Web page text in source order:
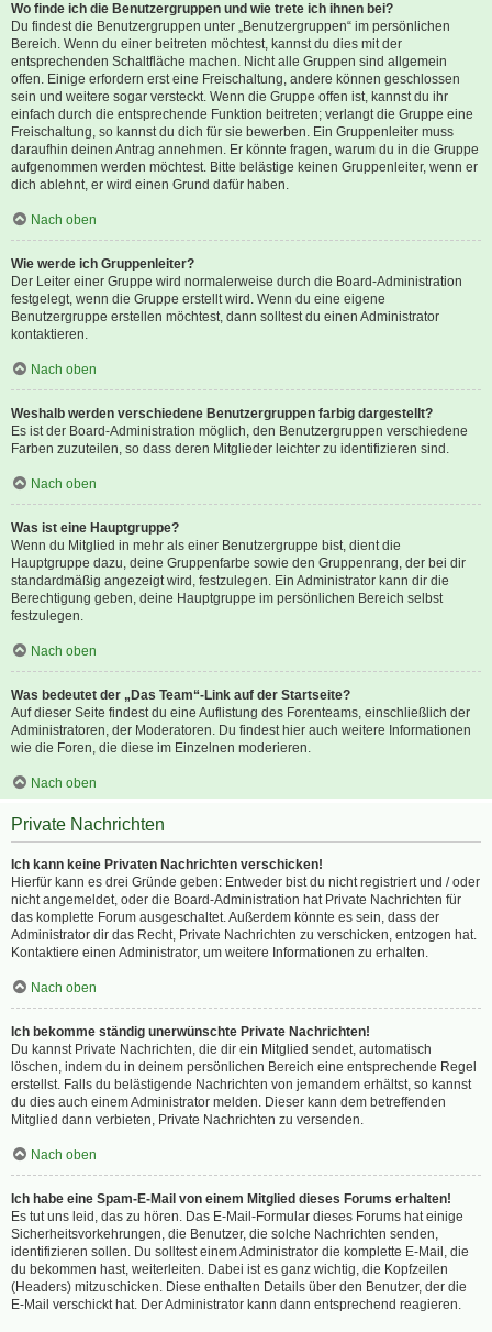
Wo finde ich die Benutzergruppen und wie trete ich ihnen bei?
Du findest die Benutzergruppen unter „Benutzergruppen“ im persönlichen
Bereich. Wenn du einer beitreten möchtest, kannst du dies mit der
entsprechenden Schaltfläche machen. Nicht alle Gruppen sind allgemein
offen. Einige erfordern erst eine Freischaltung, andere können geschlossen
sein und weitere sogar versteckt. Wenn die Gruppe offen ist, kannst du ihr
einfach durch die entsprechende Funktion beitreten; verlangt die Gruppe eine
Freischaltung, so kannst du dich für sie bewerben. Ein Gruppenleiter muss
daraufhin deinen Antrag annehmen. Er könnte fragen, warum du in die Gruppe
aufgenommen werden möchtest. Bitte belästige keinen Gruppenleiter, wenn er
dich ablehnt, er wird einen Grund dafür haben.
Nach oben
Wie werde ich Gruppenleiter?
Der Leiter einer Gruppe wird normalerweise durch die Board-Administration
festgelegt, wenn die Gruppe erstellt wird. Wenn du eine eigene
Benutzergruppe erstellen möchtest, dann solltest du einen Administrator
kontaktieren.
Nach oben
Weshalb werden verschiedene Benutzergruppen farbig dargestellt?
Es ist der Board-Administration möglich, den Benutzergruppen verschiedene
Farben zuzuteilen, so dass deren Mitglieder leichter zu identifizieren sind.
Nach oben
Was ist eine Hauptgruppe?
Wenn du Mitglied in mehr als einer Benutzergruppe bist, dient die
Hauptgruppe dazu, deine Gruppenfarbe sowie den Gruppenrang, der bei dir
standardmäßig angezeigt wird, festzulegen. Ein Administrator kann dir die
Berechtigung geben, deine Hauptgruppe im persönlichen Bereich selbst
festzulegen.
Nach oben
Was bedeutet der „Das Team“-Link auf der Startseite?
Auf dieser Seite findest du eine Auflistung des Forenteams, einschließlich der
Administratoren, der Moderatoren. Du findest hier auch weitere Informationen
wie die Foren, die diese im Einzelnen moderieren.
Nach oben
Private Nachrichten
Ich kann keine Privaten Nachrichten verschicken!
Hierfür kann es drei Gründe geben: Entweder bist du nicht registriert und / oder
nicht angemeldet, oder die Board-Administration hat Private Nachrichten für
das komplette Forum ausgeschaltet. Außerdem könnte es sein, dass der
Administrator dir das Recht, Private Nachrichten zu verschicken, entzogen hat.
Kontaktiere einen Administrator, um weitere Informationen zu erhalten.
Nach oben
Ich bekomme ständig unerwünschte Private Nachrichten!
Du kannst Private Nachrichten, die dir ein Mitglied sendet, automatisch
löschen, indem du in deinem persönlichen Bereich eine entsprechende Regel
erstellst. Falls du belästigende Nachrichten von jemandem erhältst, so kannst
du dies auch einem Administrator melden. Dieser kann dem betreffenden
Mitglied dann verbieten, Private Nachrichten zu versenden.
Nach oben
Ich habe eine Spam-E-Mail von einem Mitglied dieses Forums erhalten!
Es tut uns leid, das zu hören. Das E-Mail-Formular dieses Forums hat einige
Sicherheitsvorkehrungen, die Benutzer, die solche Nachrichten senden,
identifizieren sollen. Du solltest einem Administrator die komplette E-Mail, die
du bekommen hast, weiterleiten. Dabei ist es ganz wichtig, die Kopfzeilen
(Headers) mitzuschicken. Diese enthalten Details über den Benutzer, der die
E-Mail verschickt hat. Der Administrator kann dann entsprechend reagieren.